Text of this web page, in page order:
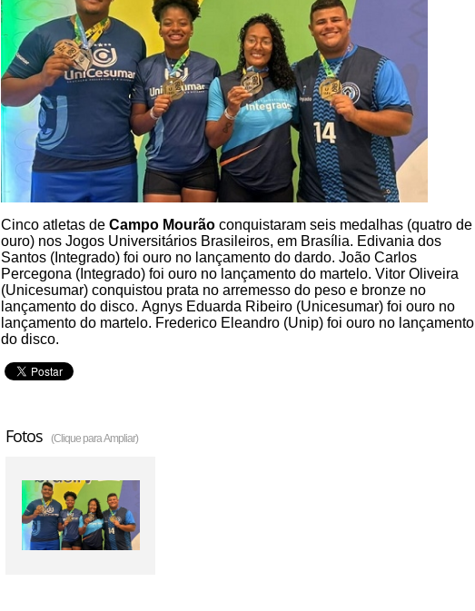
Cinco atletas de Campo Mourão conquistaram seis medalhas (quatro de
ouro) nos Jogos Universitários Brasileiros, em Brasília. Edivania dos
Santos (Integrado) foi ouro no lançamento do dardo. João Carlos
Percegona (Integrado) foi ouro no lançamento do martelo. Vitor Oliveira
(Unicesumar) conquistou prata no arremesso do peso e bronze no
lançamento do disco. Agnys Eduarda Ribeiro (Unicesumar) foi ouro no
lançamento do martelo. Frederico Eleandro (Unip) foi ouro no lançamento
do disco.
Fotos (Clique para Ampliar)